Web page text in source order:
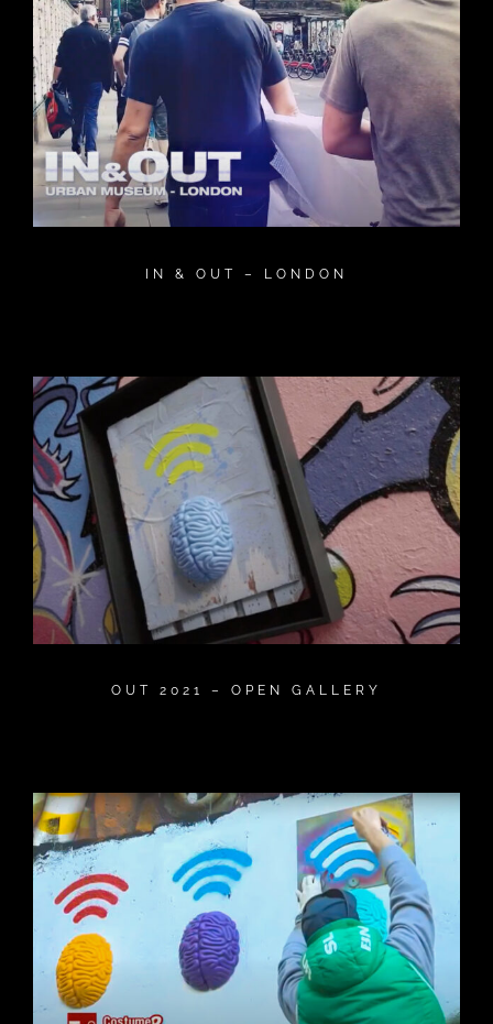
IN & OUT – LONDON
OUT 2021 – OPEN GALLERY